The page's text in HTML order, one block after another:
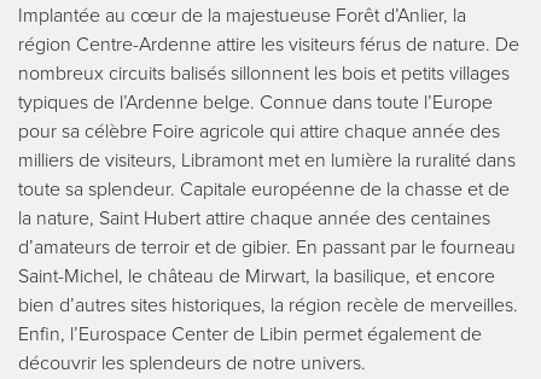
Implantée au cœur de la majestueuse Forêt d’Anlier, la
région Centre-Ardenne attire les visiteurs férus de nature. De
nombreux circuits balisés sillonnent les bois et petits villages
typiques de l’Ardenne belge. Connue dans toute l’Europe
pour sa célèbre Foire agricole qui attire chaque année des
milliers de visiteurs, Libramont met en lumière la ruralité dans
toute sa splendeur. Capitale européenne de la chasse et de
la nature, Saint Hubert attire chaque année des centaines
d’amateurs de terroir et de gibier. En passant par le fourneau
Saint-Michel, le château de Mirwart, la basilique, et encore
bien d’autres sites historiques, la région recèle de merveilles.
Enfin, l’Eurospace Center de Libin permet également de
découvrir les splendeurs de notre univers.